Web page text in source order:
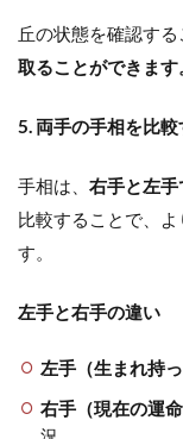
丘の状態を確認する
取ることができます
5. 両手の手相を比較
手相は、 右手と左
比較することで、
す。
左手と右手の違い
左手（生まれ持っ
右手（現在の運命